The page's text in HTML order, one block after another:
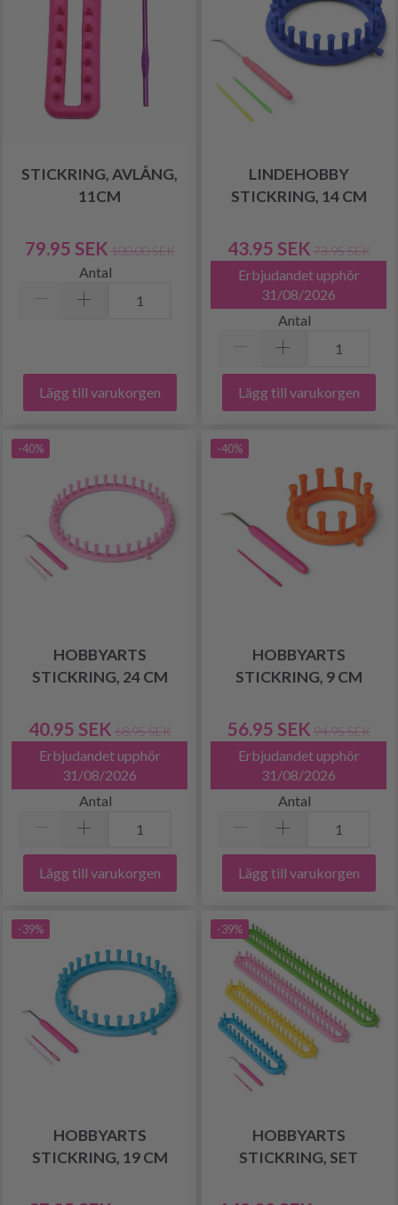
STICKRING, AVLÅNG,
11CM
79.95 SEK 100.00 SEK
Antal
Lägg till varukorgen
LINDEHOBBY
STICKRING, 14 CM
43.95 SEK 73.95 SEK
Erbjudandet upphör
31/08/2026
Antal
Lägg till varukorgen
-40%
HOBBYARTS
STICKRING, 24 CM
40.95 SEK 68.95 SEK
Erbjudandet upphör
31/08/2026
Antal
Lägg till varukorgen
-40%
HOBBYARTS
STICKRING, 9 CM
56.95 SEK 94.95 SEK
Erbjudandet upphör
31/08/2026
Antal
Lägg till varukorgen
-39%
HOBBYARTS
STICKRING, 19 CM
-39%
HOBBYARTS
STICKRING, SET